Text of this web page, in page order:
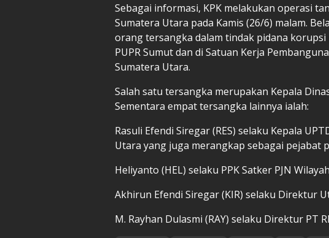
Sebagai informasi, KPK melakukan operasi
Sumatera Utara pada Kamis (26/6) malam.
orang tersangka dalam tindak pidana
PUPR Sumut dan di Satuan Kerja
Sumatera Utara.
Salah satu tersangka merupakan Kepala
Sementara empat tersangka lainnya ialah:
Rasuli Efendi Siregar (RES) selaku Kepala
Utara yang juga merangkap sebagai pejabat
Heliyanto (HEL) selaku PPK Satker PJN
Akhirun Efendi Siregar (KIR) selaku Direktur
M. Rayhan Dulasmi (RAY) selaku Direktur PT